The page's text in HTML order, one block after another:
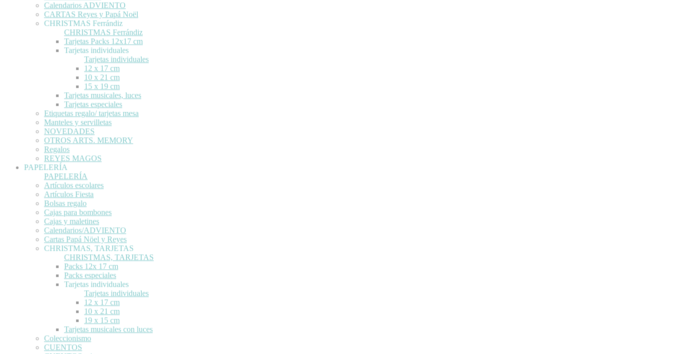
Calendarios ADVIENTO
CARTAS Reyes y Papá Noël
CHRISTMAS Ferrándiz
CHRISTMAS Ferrándiz
Tarjetas Packs 12x17 cm
Tarjetas individuales
Tarjetas individuales
12 x 17 cm
10 x 21 cm
15 x 19 cm
Tarjetas musicales, luces
Tarjetas especiales
Etiquetas regalo/ tarjetas mesa
Manteles y servilletas
NOVEDADES
OTROS ARTS. MEMORY
Regalos
REYES MAGOS
PAPELERÍA
PAPELERÍA
Artículos escolares
Artículos Fiesta
Bolsas regalo
Cajas para bombones
Cajas y maletines
Calendarios/ADVIENTO
Cartas Papá Nöel y Reyes
CHRISTMAS, TARJETAS
CHRISTMAS, TARJETAS
Packs 12x 17 cm
Packs especiales
Tarjetas individuales
Tarjetas individuales
12 x 17 cm
10 x 21 cm
19 x 15 cm
Tarjetas musicales con luces
Coleccionismo
CUENTOS